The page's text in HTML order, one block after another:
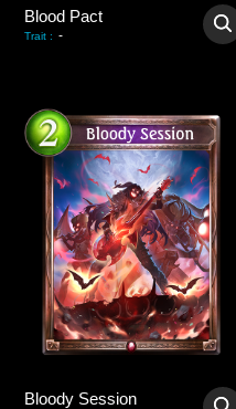
Blood Pact
Trait : -
Bloody Session